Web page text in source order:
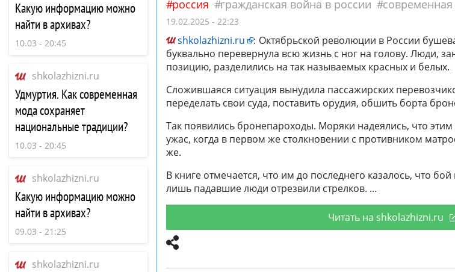
Какую информацию можно
найти в архивах?
10.03 - 20:45
shkolazhizni.ru
Удмуртия. Как современная
мода сохраняет
национальные традиции?
10.03 - 20:45
shkolazhizni.ru
Какую информацию можно
найти в архивах?
09.03 - 21:25
shkolazhizni.ru
россия гражданская война в россии современная
19.02.2025 - 22:23
shkolazhizni.ru : Октябрьской революции в России
буквально перевернула всю жизнь с ног на голову. Люди,
позицию, разделились на так называемых красных и белых.
Сложившаяся ситуация вынудила пассажирских
переделать свои суда, поставить орудия, обшить борта
Так появились бронепароходы. Моряки надеялись, что
ужас, когда в первом же столкновении с противником
же.
В книге отмечается, что им до последнего казалось, что
лишь падавшие люди отрезвили стрелков.
Читать на shkolazhizni.ru